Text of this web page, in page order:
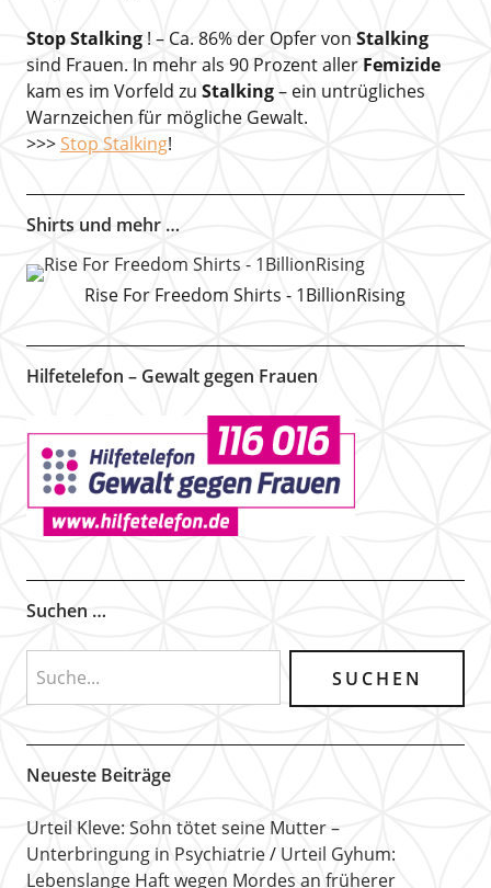
Stop Stalking! – Ca. 86% der Opfer von Stalking
sind Frauen. In mehr als 90 Prozent aller Femizide
kam es im Vorfeld zu Stalking– ein untrügliches
Warnzeichen für mögliche Gewalt.
>>> Stop Stalking!
Shirts und mehr …
Rise For Freedom Shirts - 1BillionRising
Hilfetelefon – Gewalt gegen Frauen
Suchen …
Neueste Beiträge
Urteil Kleve: Sohn tötet seine Mutter –
Unterbringung in Psychiatrie
Urteil Gyhum:
Lebenslange Haft wegen Mordes an früherer